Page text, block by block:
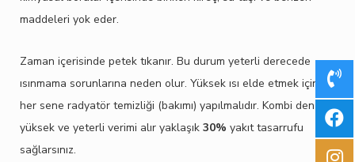
maddeleri yok eder.
Zaman içerisinde petek tıkanır. Bu durum yeterli derecede
ısınmama sorunlarına neden olur. Yüksek ısı elde etmek için
her sene radyatör temizliği (bakımı) yapılmalıdır. Kombi den
yüksek ve yeterli verimi alır yaklaşık 30% yakıt tasarrufu
sağlarsınız.